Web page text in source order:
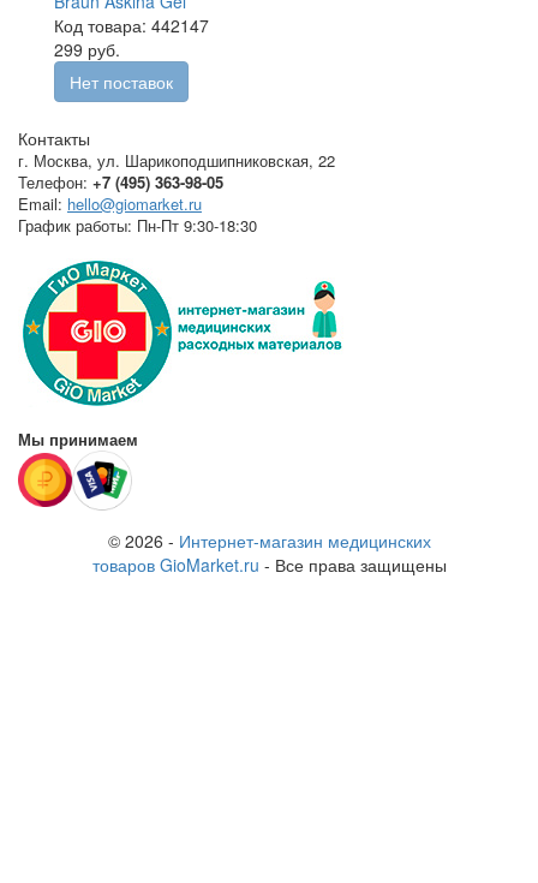
Код товара: 442147
299 руб.
Нет поставок
Контакты
г. Москва, ул. Шарикоподшипниковская, 22
Телефон: +7 (495) 363-98-05
Email: hello@giomarket.ru
График работы: Пн-Пт 9:30-18:30
Мы принимаем
© 2026 - Интернет-магазин медицинских
товаров GioMarket.ru - Все права защищены